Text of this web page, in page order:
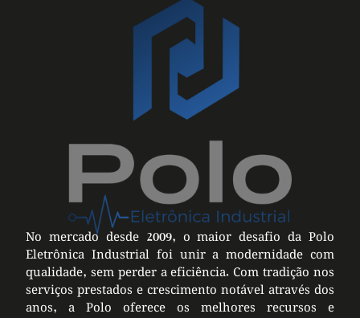
No mercado desde 2009, o maior desafio da Polo
Eletrônica Industrial foi unir a modernidade com
qualidade, sem perder a eficiência. Com tradição nos
serviços prestados e crescimento notável através dos
anos, a Polo oferece os melhores recursos e